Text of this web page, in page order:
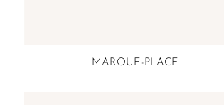
MARQUE-PLACE